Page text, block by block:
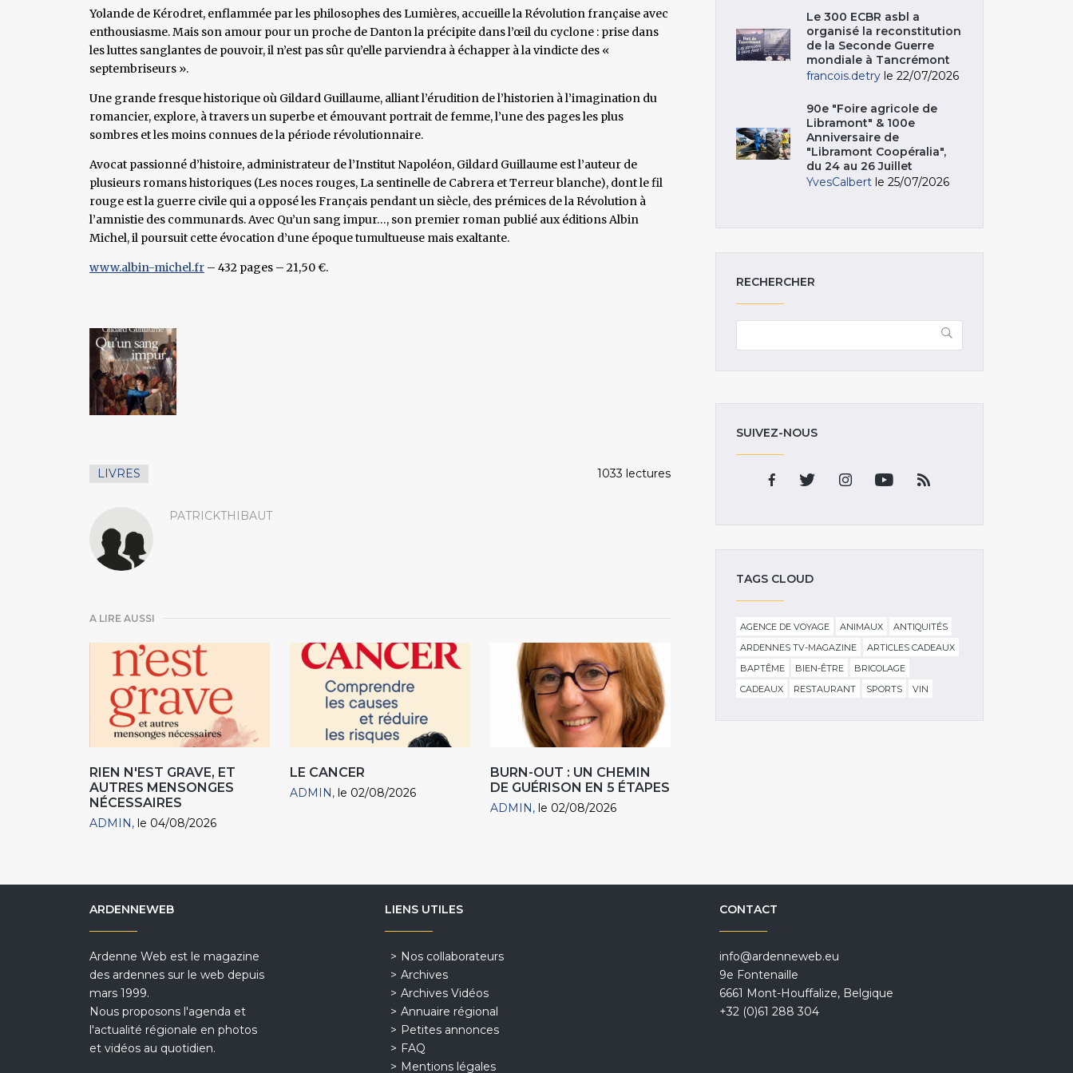
Yolande de Kérodret, enflammée par les philosophes des Lumières, accueille la Révolution française avec
enthousiasme. Mais son amour pour un proche de Danton la précipite dans l’œil du cyclone : prise dans
les luttes sanglantes de pouvoir, il n’est pas sûr qu’elle parviendra à échapper à la vindicte des «
septembriseurs ».
Une grande fresque historique où Gildard Guillaume, alliant l’érudition de l’historien à l’imagination du
romancier, explore, à travers un superbe et émouvant portrait de femme, l’une des pages les plus
sombres et les moins connues de la période révolutionnaire.
Avocat passionné d’histoire, administrateur de l’Institut Napoléon, Gildard Guillaume est l’auteur de
plusieurs romans historiques (Les noces rouges, La sentinelle de Cabrera et Terreur blanche), dont le fil
rouge est la guerre civile qui a opposé les Français pendant un siècle, des prémices de la Révolution à
l’amnistie des communards. Avec Qu’un sang impur…, son premier roman publié aux éditions Albin
Michel, il poursuit cette évocation d’une époque tumultueuse mais exaltante.
www.albin-michel.fr – 432 pages – 21,50 €.
LIVRES 1033 lectures
PATRICKTHIBAUT
A LIRE AUSSI
RIEN N'EST GRAVE, ET
AUTRES MENSONGES
NÉCESSAIRES
ADMIN le 04/08/2026
LE CANCER
ADMIN le 02/08/2026
BURN-OUT : UN CHEMIN
DE GUÉRISON EN 5 ÉTAPES
ADMIN le 02/08/2026
Le 300 ECBR asbl a
organisé la reconstitution
de la Seconde Guerre
mondiale à Tancrémont
francois.detry le 22/07/2026
90e "Foire agricole de
Libramont" & 100e
Anniversaire de
"Libramont Coopéralia",
du 24 au 26 Juillet
YvesCalbert le 25/07/2026
RECHERCHER
SUIVEZ-NOUS
TAGS CLOUD
AGENCE DE VOYAGE ANIMAUX
ANTIQUITÉS
ARDENNES TV-MAGAZINE
ARTICLES CADEAUX
BAPTÊME
BIEN-ÊTRE
BRICOLAGE
CADEAUX
RESTAURANT SPORTS VIN
ARDENNEWEB
Ardenne Web est le magazine
des ardennes sur le web depuis
mars 1999.
Nous proposons l'agenda et
l'actualité régionale en photos
et vidéos au quotidien.
LIENS UTILES
Nos collaborateurs
Archives
Archives Vidéos
Annuaire régional
Petites annonces
FAQ
Mentions légales
CONTACT
info@ardenneweb.eu
9e Fontenaille
6661 Mont-Houffalize, Belgique
+32 (0)61 288 304